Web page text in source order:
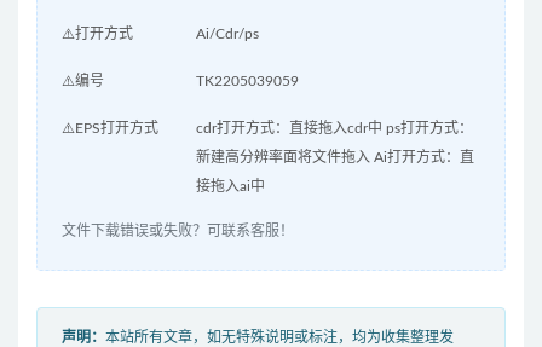
⚠️打开方式 Ai/Cdr/ps
⚠️编号 TK2205039059
⚠️EPS打开方式
cdr打开方式：直接拖入cdr中 ps打开方式：
新建高分辨率面将文件拖入 Ai打开方式：直
接拖入ai中
文件下载错误或失败？可联系客服！
声明： 本站所有文章，如无特殊说明或标注，均为收集整理发